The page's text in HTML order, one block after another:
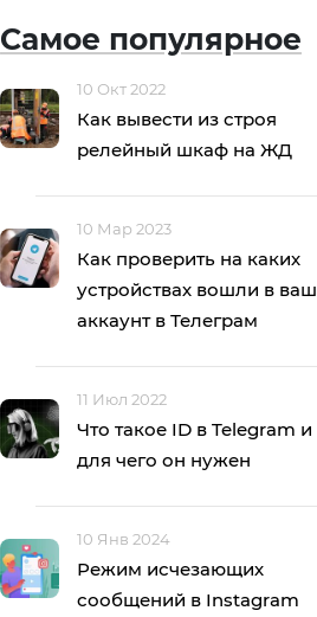
Самое популярное
10 Окт 2022
Как вывести из строя
релейный шкаф на ЖД
10 Мар 2023
Как проверить на каких
устройствах вошли в ваш
аккаунт в Телеграм
11 Июл 2022
Что такое ID в Telegram и
для чего он нужен
10 Янв 2024
Режим исчезающих
сообщений в Instagram